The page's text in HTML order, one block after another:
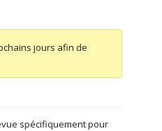
jours afin de
spécifiquement pour